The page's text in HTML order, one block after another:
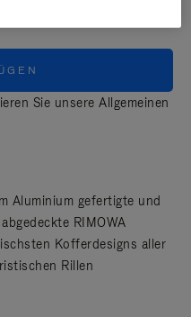
Sie unsere Allgemeinen
Aluminium gefertigte und
RIMOWA
Kofferdesigns aller
Rillen